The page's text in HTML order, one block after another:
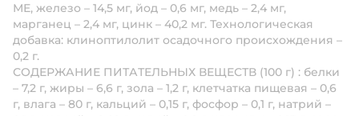
МЕ, железо – 14,5 мг, йод – 0,6 мг, медь – 2,4 мг,
марганец – 2,4 мг, цинк – 40,2 мг. Технологическая
добавка: клиноптилолит осадочного происхождения –
0,2 г.
СОДЕРЖАНИЕ ПИТАТЕЛЬНЫХ ВЕЩЕСТВ (100 г) : белки
– 7,2 г, жиры – 6,6 г, зола – 1,2 г, клетчатка пищевая – 0,6
г, влага – 80 г, кальций – 0,15 г, фосфор – 0,1 г, натрий –